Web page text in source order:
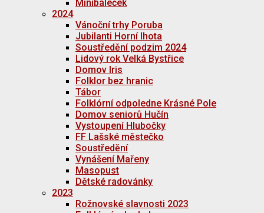
Minibáleček
2024
Vánoční trhy Poruba
Jubilanti Horní lhota
Soustředění podzim 2024
Lidový rok Velká Bystřice
Domov Iris
Folklor bez hranic
Tábor
Folklórní odpoledne Krásné Pole
Domov seniorů Hučín
Vystoupení Hlubočky
FF Lašské městečko
Soustředění
Vynášení Mařeny
Masopust
Dětské radovánky
2023
Rožnovské slavnosti 2023